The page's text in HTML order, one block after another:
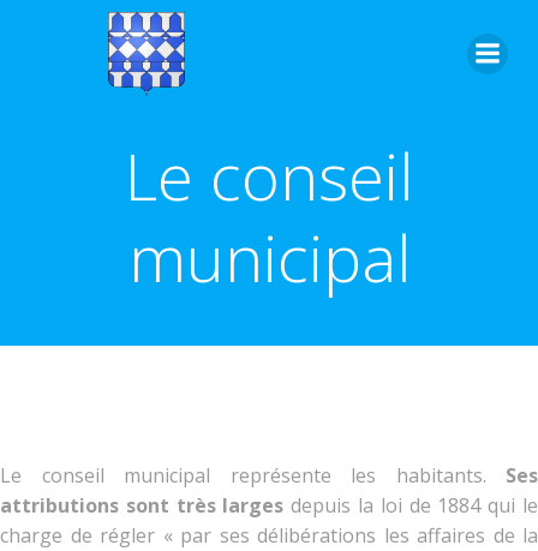
Le conseil
municipal
Le conseil municipal représente les habitants. Ses
attributions sont très larges depuis la loi de 1884 qui le
charge de régler « par ses délibérations les affaires de la